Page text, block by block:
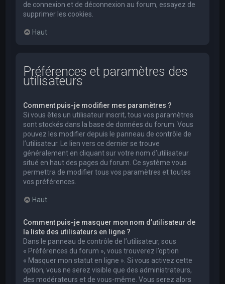
de connexion et de déconnexion au forum, essayez de
supprimer les cookies.
Haut
Préférences et paramètres des
utilisateurs
Comment puis-je modifier mes paramètres ?
Si vous êtes un utilisateur inscrit, tous vos paramètres
sont stockés dans la base de données du forum. Vous
pouvez les modifier depuis le panneau de contrôle de
l’utilisateur. Le lien vers ce dernier se trouve
généralement en cliquant sur votre nom d’utilisateur
situé en haut des pages du forum. Ce système vous
permettra de modifier tous vos paramètres et toutes
vos préférences.
Haut
Comment puis-je masquer mon nom d’utilisateur de
la liste des utilisateurs en ligne ?
Dans le panneau de contrôle de l’utilisateur, sous
« Préférences du forum », vous trouverez l’option
« Masquer mon statut en ligne ». Si vous activez cette
option, vous ne serez visible que des administrateurs,
des modérateurs et de vous-même. Vous serez alors